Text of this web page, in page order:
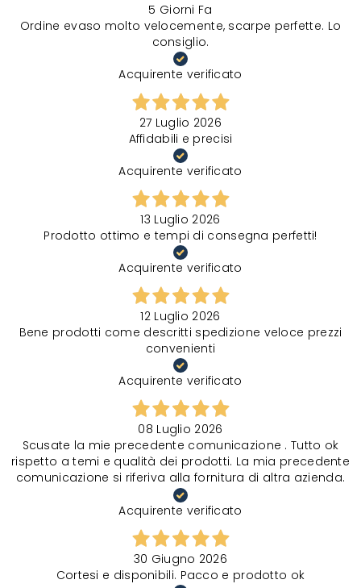
5 Giorni Fa
Ordine evaso molto velocemente, scarpe perfette. Lo
consiglio.
Acquirente verificato
27 Luglio 2026
Affidabili e precisi
Acquirente verificato
13 Luglio 2026
Prodotto ottimo e tempi di consegna perfetti!
Acquirente verificato
12 Luglio 2026
Bene prodotti come descritti spedizione veloce prezzi
convenienti
Acquirente verificato
08 Luglio 2026
Scusate la mie precedente comunicazione . Tutto ok
rispetto a temi e qualità dei prodotti. La mia precedente
comunicazione si riferiva alla fornitura di altra azienda.
Acquirente verificato
30 Giugno 2026
Cortesi e disponibili. Pacco e prodotto ok